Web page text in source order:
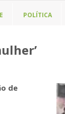
POLÍTICA
de